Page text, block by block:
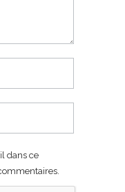
dans ce